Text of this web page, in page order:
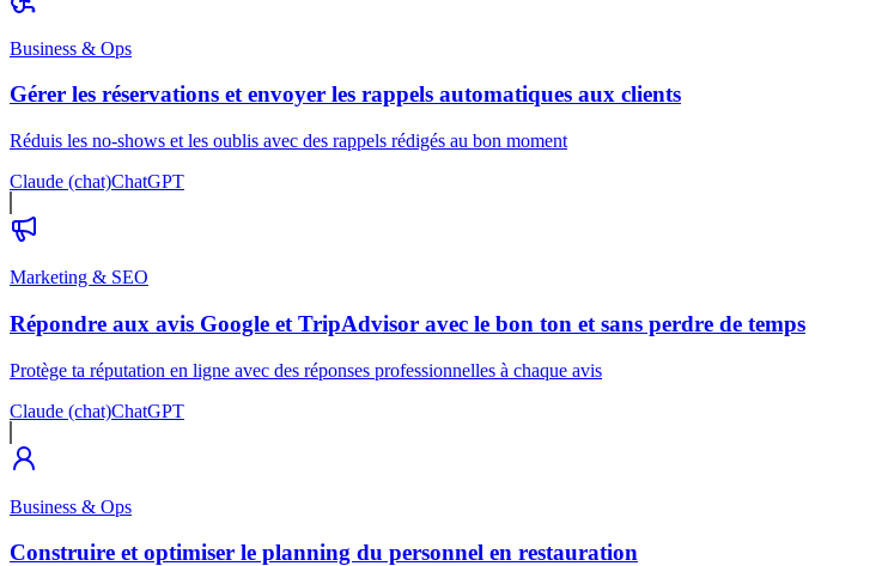
Business & Ops
Gérer les réservations et envoyer les rappels automatiques aux clients
Réduis les no-shows et les oublis avec des rappels rédigés au bon moment
Claude (chat)ChatGPT
Marketing & SEO
Répondre aux avis Google et TripAdvisor avec le bon ton et sans perdre de temps
Protège ta réputation en ligne avec des réponses professionnelles à chaque avis
Claude (chat)ChatGPT
Business & Ops
Construire et optimiser le planning du personnel en restauration